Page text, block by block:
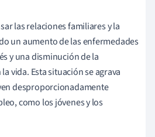
las relaciones familiares y la
un aumento de las enfermedades
y una disminución de la
vida. Esta situación se agrava
desproporcionadamente
como los jóvenes y los